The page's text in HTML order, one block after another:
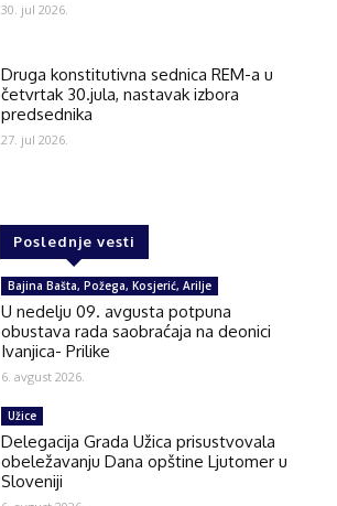
30. jul 2026.
Druga konstitutivna sednica REM-a u
četvrtak 30.jula, nastavak izbora
predsednika
27. jul 2026.
Poslednje vesti
Bajina Bašta, Požega, Kosjerić, Arilje
U nedelju 09. avgusta potpuna
obustava rada saobraćaja na deonici
Ivanjica- Prilike
6. avgust 2026.
Užice
Delegacija Grada Užica prisustvovala
obeležavanju Dana opštine Ljutomer u
Sloveniji